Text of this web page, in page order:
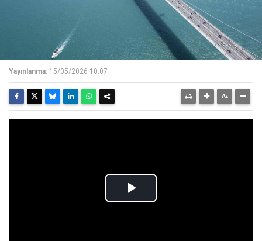
Yayınlanma: 15/05/2026 10:07